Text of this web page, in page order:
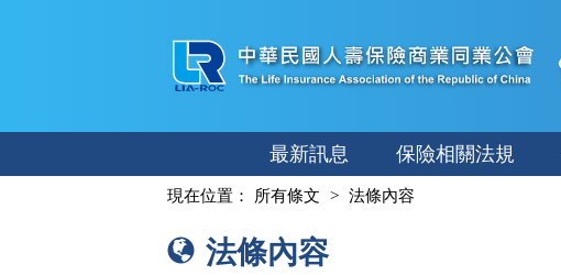
容
最新訊息 保險相關法規
現在位置： 所有條文 法條內容
法條內容